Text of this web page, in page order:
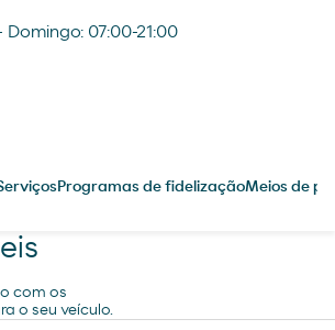
07:00-21:00
Programas de fidelizaçãoMeios de
com os
o seu veículo.